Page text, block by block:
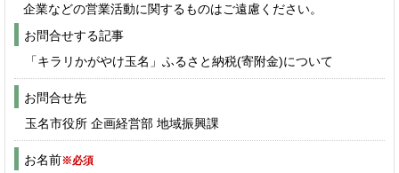
企業などの営業活動に関するものはご遠慮ください。
お問合せする記事
「キラリかがやけ玉名」ふるさと納税(寄附金)について
お問合せ先
玉名市役所 企画経営部 地域振興課
お名前※必須